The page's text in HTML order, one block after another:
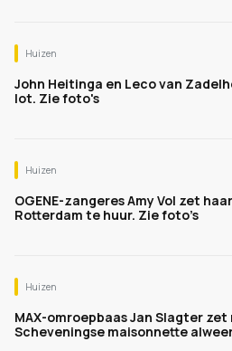
Huizen
John Heitinga en Leco van
lot. Zie foto's
Huizen
OGENE-zangeres Amy Vol zet
Rotterdam te huur. Zie foto’s
Huizen
MAX-omroepbaas Jan Slagter
Scheveningse maisonnette